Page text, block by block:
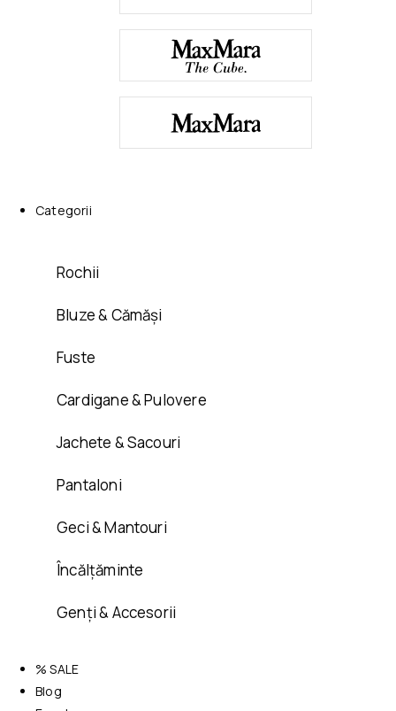
Categorii
Rochii
Bluze & Cămăși
Fuste
Cardigane & Pulovere
Jachete & Sacouri
Pantaloni
Geci & Mantouri
Încălțăminte
Genți & Accesorii
% SALE
Blog